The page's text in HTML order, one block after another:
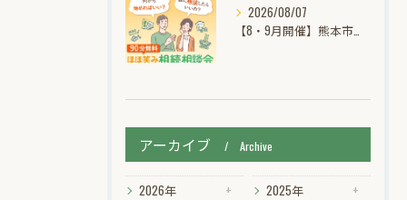
2026/08/07
【8・9月開催】熊本市東区御領｜ほほ笑み相続個別無料相談会
アーカイブ Archive
2026年
2025年